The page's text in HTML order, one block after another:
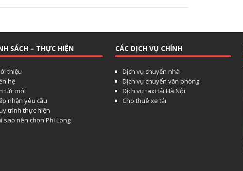
SÁCH – THỰC HIỆN
thiệu
hệ
tức mới
nhận yêu cầu
trình thực hiện
sao nên chọn Phi Long
CÁC DỊCH VỤ CHÍNH
Dịch vụ chuyển nhà
Dịch vụ chuyển văn phòng
Dịch vụ taxi tải Hà Nội
Cho thuê xe tải